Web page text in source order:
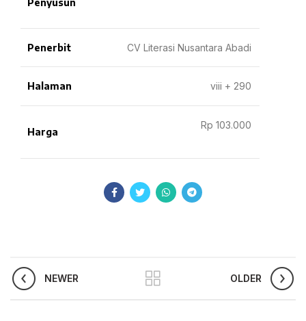
Penyusun
Penerbit CV Literasi Nusantara Abadi
Halaman viii + 290
Harga
Rp 103.000
NEWER OLDER